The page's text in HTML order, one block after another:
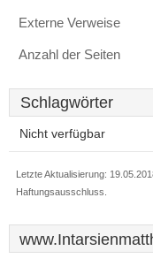
Externe Verweise
Anzahl der Seiten
Schlagwörter
Nicht verfügbar
Letzte Aktualisierung:
Haftungsausschluss.